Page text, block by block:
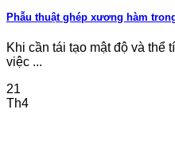
Phẫu thuật ghép xương hàm
Khi cần tái tạo mật độ và thể
việc ...
21
Th4